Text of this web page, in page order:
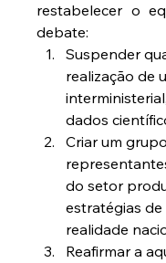
restabelecer o
debate:
Suspender
realização de
dados
Criar um
do setor
estratégias
realidade
Reafirmar a